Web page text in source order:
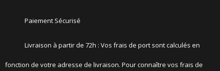
Paiement Sécurisé
Livraison à partir de 72h : Vos frais de port sont calculés en
fonction de votre adresse de livraison. Pour connaître vos frais de